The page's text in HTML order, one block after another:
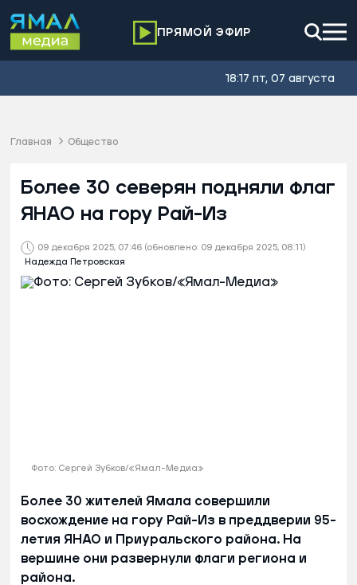
ПРЯМОЙ ЭФИР
18:17 пт, 07 августа
Главная Общество
09 декабря 2025, 07:46 (обновлено: 09 декабря 2025, 08:11)
Надежда Петровская
Более 30 северян подняли флаг
ЯНАО на гору Рай-Из
Фото: Сергей Зубков/«Ямал-Медиа»
Более 30 жителей Ямала совершили
восхождение на гору Рай-Из в преддверии 95-
летия ЯНАО и Приуральского района. На
вершине они развернули флаги региона и
района.